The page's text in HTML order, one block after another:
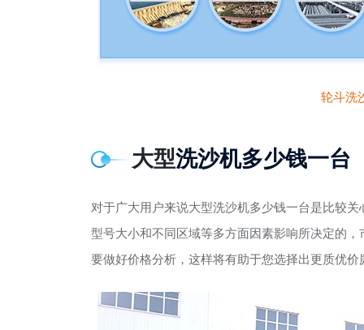
轮斗洗
大型洗沙机多少钱一台
对于广大用户来说大型洗沙机多少钱一台是比较
型号大小和不同区域等多方面因素影响所决定的
要做好价格分析，这样将有助于您选择出更质优价